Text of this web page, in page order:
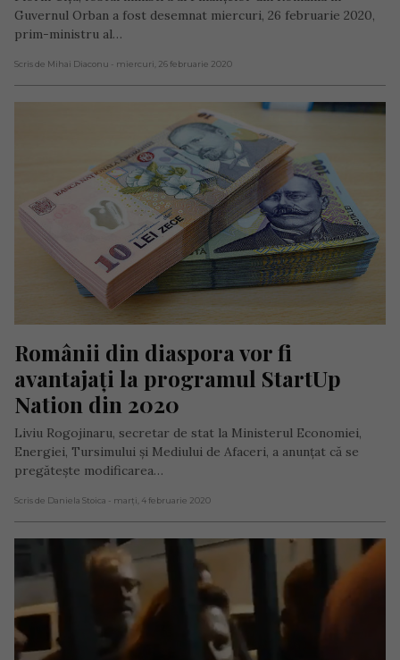
Guvernul Orban a fost desemnat miercuri, 26 februarie 2020,
prim-ministru al…
Scris de Mihai Diaconu - miercuri, 26 februarie 2020
Românii din diaspora vor fi
avantajați la programul StartUp
Nation din 2020
Liviu Rogojinaru, secretar de stat la Ministerul Economiei,
Energiei, Tursimului şi Mediului de Afaceri, a anunţat că se
pregăteşte modificarea…
Scris de Daniela Stoica - marți, 4 februarie 2020